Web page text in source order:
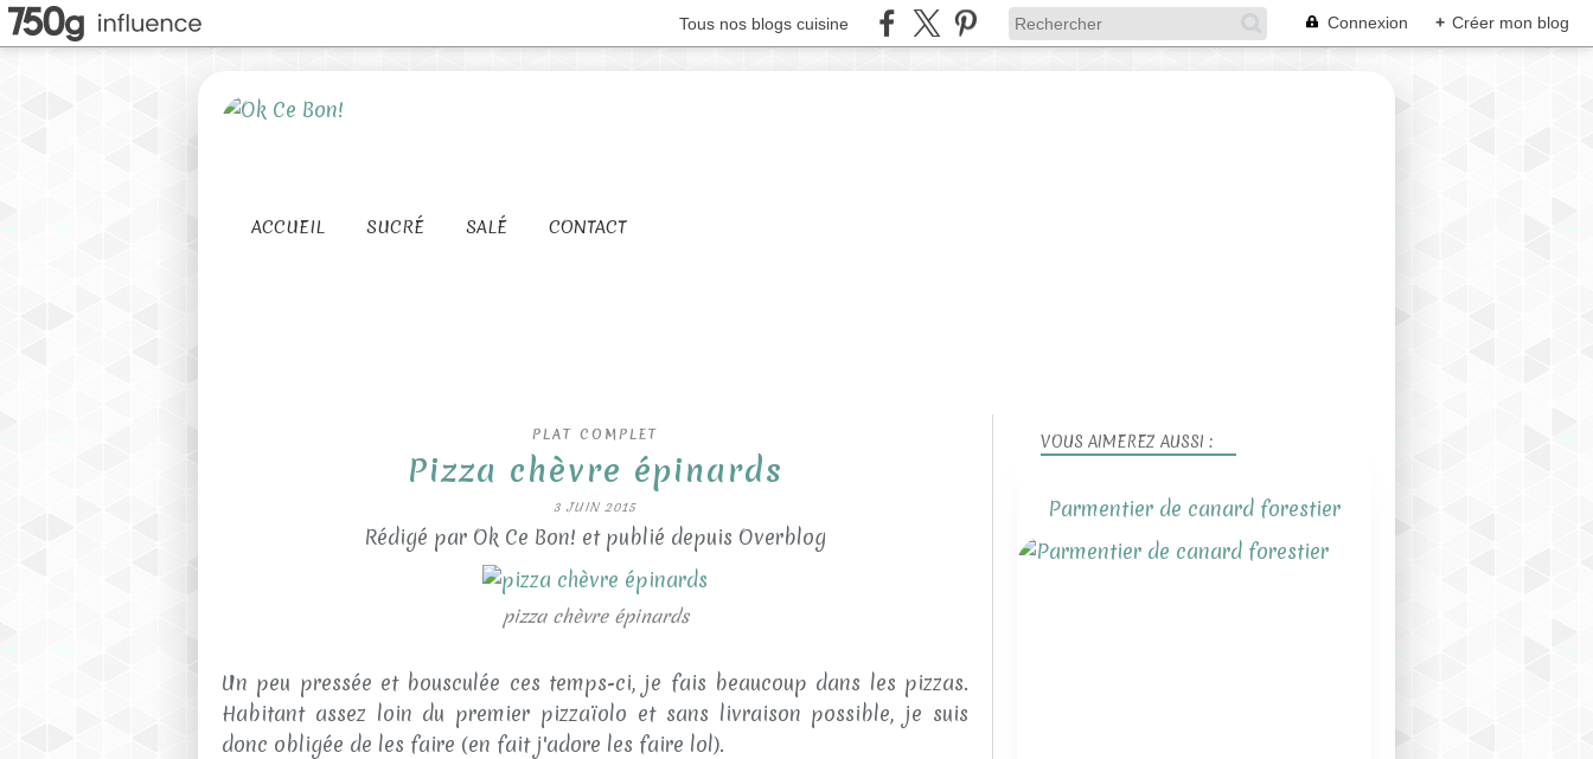
Tous nos blogs cuisine Connexion + Créer mon blog
ACCUEIL SUCRÉ SALÉ CONTACT
PLAT COMPLET
Pizza chèvre épinards
3 JUIN 2015
Rédigé par Ok Ce Bon! et publié depuis Overblog
pizza chèvre épinards
Un peu pressée et bousculée ces temps-ci, je fais beaucoup dans les pizzas.
Habitant assez loin du premier pizzaïolo et sans livraison possible, je suis
donc obligée de les faire (en fait j'adore les faire lol).
VOUS AIMEREZ AUSSI :
Parmentier de canard forestier